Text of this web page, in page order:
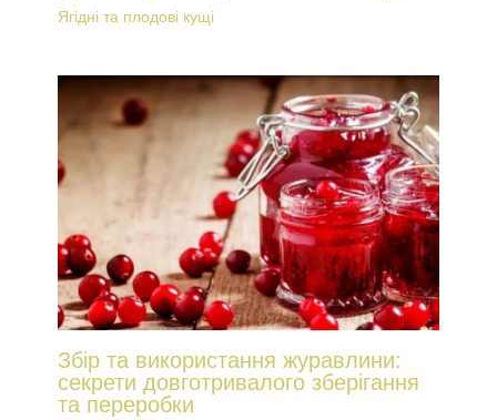
Ягідні та плодові кущі
Збір та використання журавлини:
секрети довготривалого зберігання
та переробки